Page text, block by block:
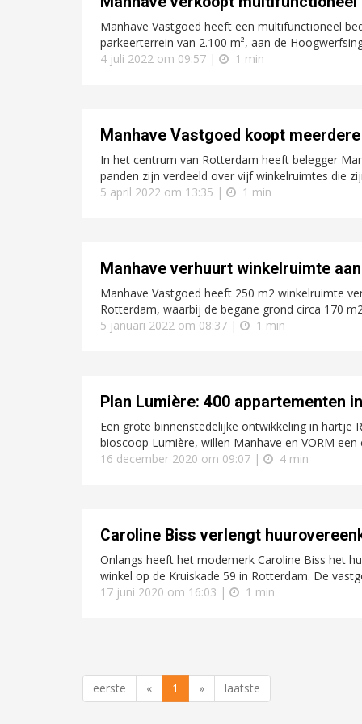
Manhave Vastgoed heeft een multifunctioneel
parkeerterrein van 2.100 m², aan de
4 juli 2022 om 09:57 |
1 min
Manhave Vastgoed koopt
In het centrum van Rotterdam heeft belegger
panden zijn verdeeld over vijf winkelruimtes die
5 april 2022 om 13:35 |
1 min
Manhave verhuurt winkelruimte
Manhave Vastgoed heeft 250 m2 winkelruimte
Rotterdam, waarbij de begane grond circa 170
5 januari 2022 om 08:37 |
1 min
Plan Lumière: 400 appartementen
Een grote binnenstedelijke ontwikkeling in hartje
bioscoop Lumière, willen Manhave en VORM
16 december 2020 om 09:07 |
4 min
Caroline Biss verlengt
Onlangs heeft het modemerk Caroline Biss het
winkel op de Kruiskade 59 in Rotterdam. De
17 juni 2020 om 16:03 |
1 min
eerste « 1 » laatste